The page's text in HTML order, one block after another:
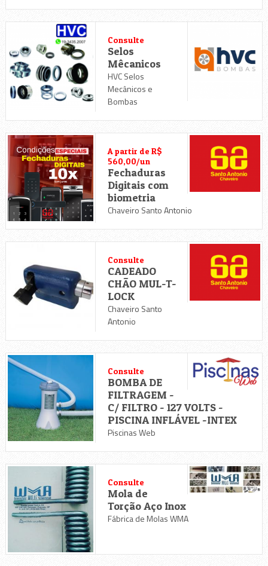
Consulte
Selos
Mêcanicos
HVC Selos
Mecânicos e
Bombas
A partir de R$
560,00/un
Fechaduras
Digitais com
biometria
Chaveiro Santo Antonio
Consulte
CADEADO
CHÃO MUL-T-
LOCK
Chaveiro Santo
Antonio
Consulte
BOMBA DE
FILTRAGEM -
C/ FILTRO - 127 VOLTS -
PISCINA INFLÁVEL -INTEX
Piscinas Web
Consulte
Mola de
Torção Aço Inox
Fábrica de Molas WMA